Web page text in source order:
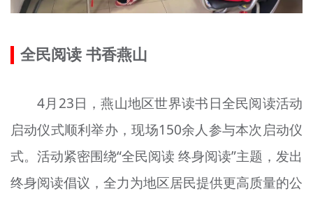
全民阅读 书香燕山
4月23日，燕山地区世界读书日全民阅读活动
启动仪式顺利举办，现场150余人参与本次启动仪
式。活动紧密围绕“全民阅读 终身阅读”主题，发出
终身阅读倡议，全力为地区居民提供更高质量的公